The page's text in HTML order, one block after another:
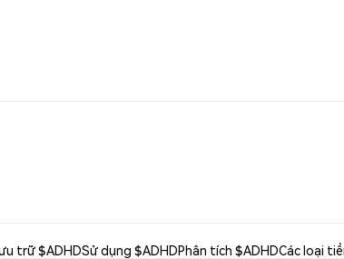
trữ $ADHDSử dụng $ADHDPhân tích $ADHDCác loại